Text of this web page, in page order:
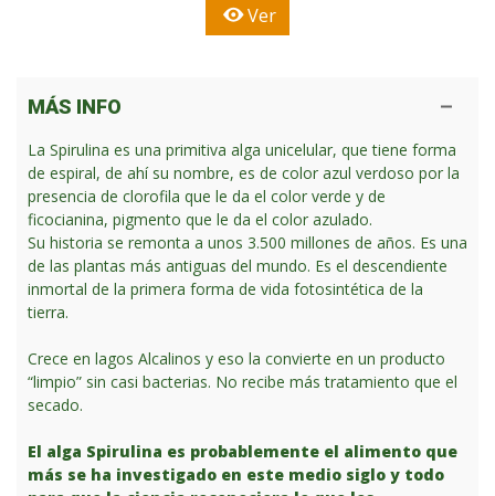
Ver
MÁS INFO
La Spirulina es una primitiva alga unicelular, que tiene forma
de espiral, de ahí su nombre, es de color azul verdoso por la
presencia de clorofila que le da el color verde y de
ficocianina, pigmento que le da el color azulado.
Su historia se remonta a unos 3.500 millones de años. Es una
de las plantas más antiguas del mundo. Es el descendiente
inmortal de la primera forma de vida fotosintética de la
tierra.
Crece en lagos Alcalinos y eso la convierte en un producto
“limpio” sin casi bacterias. No recibe más tratamiento que el
secado.
El alga Spirulina es probablemente el alimento que
más se ha investigado en este medio siglo y todo